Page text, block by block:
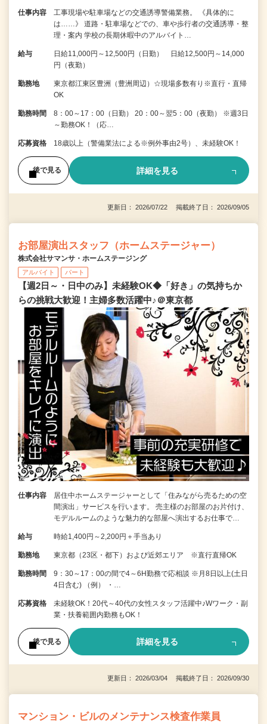
仕事内容
工事現場や駐車場などの交通誘導警備業務。 《具体的に
は……》 道路・駐車場などでの、車や歩行者の交通誘導・整
理・案内 学校の長期休暇中のアルバイト…
給与
日給11,000円～12,500円（日勤） 日給12,500円～14,000
円（夜勤）
勤務地
東京都江東区豊洲（豊洲周辺）☆現場多数有り※直行・直帰
OK
勤務時間
8：00～17：00（日勤） 20：00～翌5：00（夜勤） ※週3日
～勤務OK！（応…
応募資格 18歳以上（警備業法による※例外事由2号）、未経験OK！
後で見る 詳細を見る
更新日： 2026/07/22 掲載終了日： 2026/09/05
お部屋演出スタッフ（ホームステージャー）
株式会社サマンサ・ホームステージング
アルバイト パート
【週2日～・日中のみ】未経験OK◆「好き」の気持ちか
らの挑戦大歓迎！主婦多数活躍中♪＠東京都
仕事内容
居住中ホームステージャーとして「住みながら売るための空
間演出」サービスを行います。 売主様のお部屋のお片付け、
モデルルームのような魅力的な部屋へ演出するお仕事で…
給与 時給1,400円～2,200円＋手当あり
勤務地 東京都（23区・都下）および近郊エリア ※直行直帰OK
勤務時間
9：30～17：00の間で4～6H勤務で応相談 ※月8日以上(土日
4日含む) （例） ・…
応募資格
未経験OK！20代～40代の女性スタッフ活躍中♪Wワーク・副
業・扶養範囲内勤務もOK！
後で見る 詳細を見る
更新日： 2026/03/04 掲載終了日： 2026/09/30
マンション・ビルのメンテナンス検査作業員